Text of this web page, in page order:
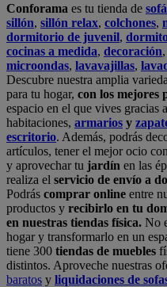
Conforama es tu tienda de
sillón, sillón relax, colchones,
dormitorio de juvenil,
cocinas a medida, decoración,
microondas, lavavajillas,
Descubre nuestra amplia
para tu hogar, con los mejores
espacio en el que vives gracias
habitaciones, armarios y
escritorio. Además, podrás
artículos, tener el mejor ocio
y aprovechar tu jardín en las
realiza el servicio de envío a
Podrás comprar online entre
productos y recibirlo en tu
en nuestras tiendas física. No
hogar y transformarlo en un
tiene 300 tiendas de muebles
distintos. Aproveche nuestras
baratos y liquidaciones de